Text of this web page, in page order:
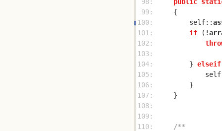
99:
100:
        self::
101:
if (!
102:
103:
104:
        }
elseif
105:
106:
107:
108:
109:
110: